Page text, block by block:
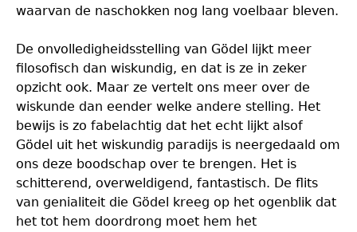
waarvan de naschokken nog lang voelbaar bleven.
De onvolledigheidsstelling van Gödel lijkt meer
filosofisch dan wiskundig, en dat is ze in zeker
opzicht ook. Maar ze vertelt ons meer over de
wiskunde dan eender welke andere stelling. Het
bewijs is zo fabelachtig dat het echt lijkt alsof
Gödel uit het wiskundig paradijs is neergedaald om
ons deze boodschap over te brengen. Het is
schitterend, overweldigend, fantastisch. De flits
van genialiteit die Gödel kreeg op het ogenblik dat
het tot hem doordrong moet hem het